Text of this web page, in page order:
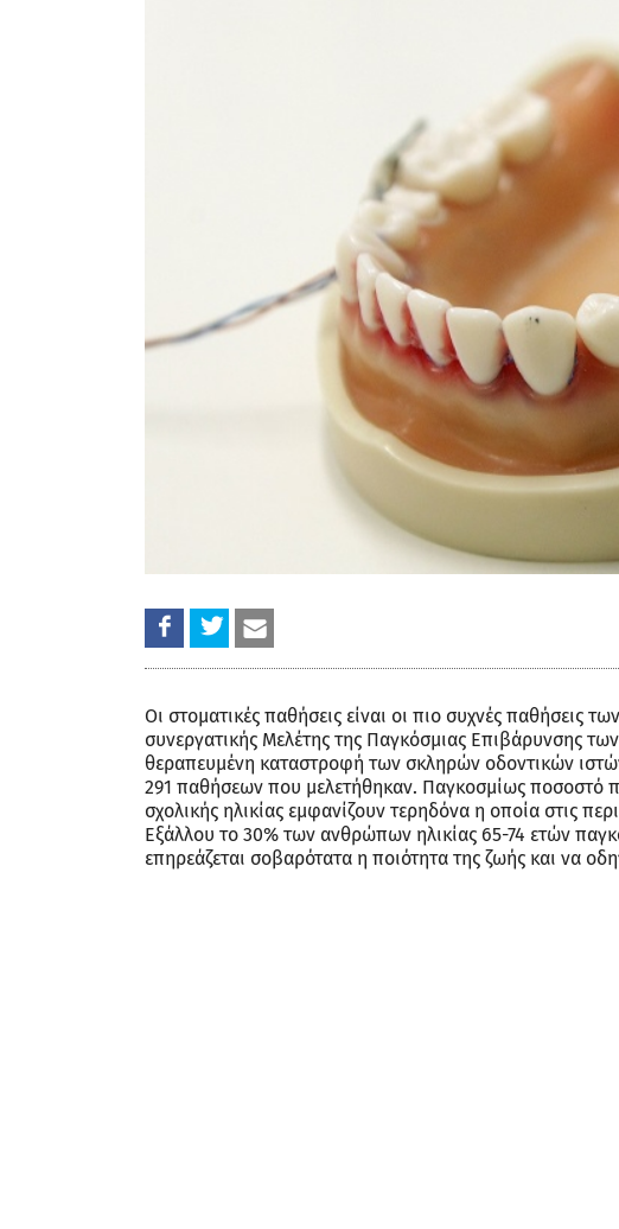
Οι στοματικές παθήσεις είναι οι πιο συχνές παθήσεις
συνεργατικής Μελέτης της Παγκόσμιας Επιβάρυνσης
θεραπευμένη καταστροφή των σκληρών οδοντικών
291 παθήσεων που μελετήθηκαν. Παγκοσμίως ποσοστό
σχολικής ηλικίας εμφανίζουν τερηδόνα η οποία στις
Εξάλλου το 30% των ανθρώπων ηλικίας 65-74 ετών
επηρεάζεται σοβαρότατα η ποιότητα της ζωής και να